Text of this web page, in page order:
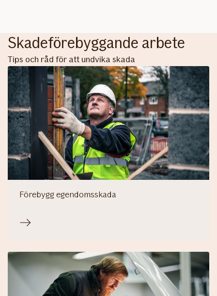
Skadeförebyggande arbete
Tips och råd för att undvika skada
Förebygg egendomsskada